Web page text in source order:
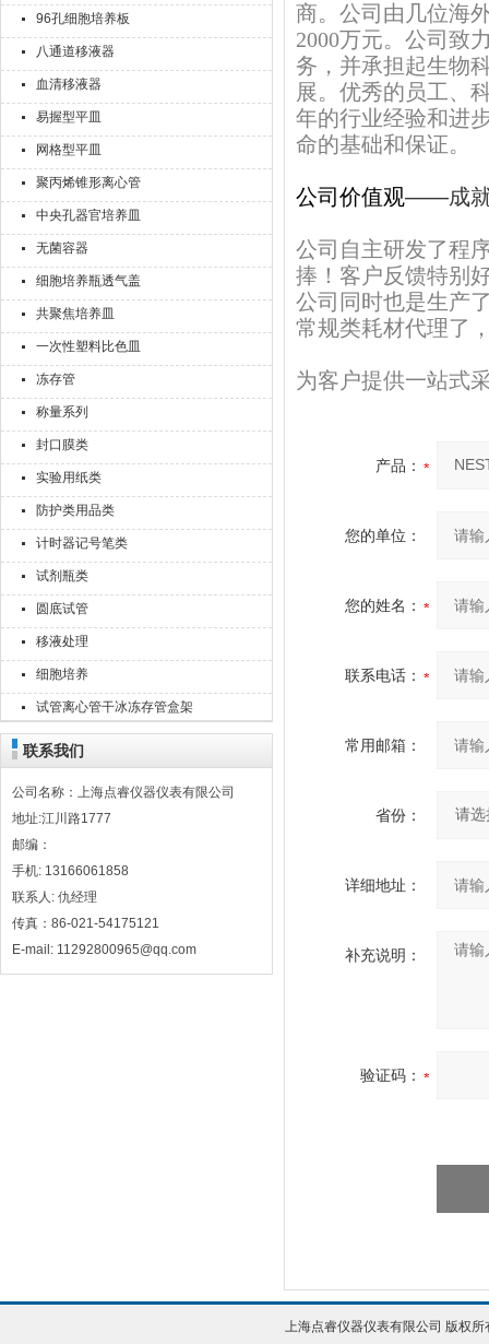
96孔细胞培养板
八通道移液器
血清移液器
易握型平皿
网格型平皿
聚丙烯锥形离心管
中央孔器官培养皿
无菌容器
细胞培养瓶透气盖
共聚焦培养皿
一次性塑料比色皿
冻存管
称量系列
封口膜类
实验用纸类
防护类用品类
计时器记号笔类
试剂瓶类
圆底试管
移液处理
细胞培养
试管离心管干冰冻存管盒架
联系我们
公司名称：上海点睿仪器仪表有限公司
地址:江川路1777
邮编：
手机: 13166061858
联系人: 仇经理
传真：86-021-54175121
E-mail: 11292800965@qq.com
商。公司由几位海
2000万元。公司致
务，并承担起生物
展。优秀的员工、
年的行业经验和进
命的基础和保证。
公司价值观——成就
公司自主研发了程
捧！客户反馈特别
公司同时也是生产
常规类耗材代理了
为客户提供一站式
产品：
您的单位：
您的姓名：
联系电话：
常用邮箱：
省份：
详细地址：
补充说明：
验证码：
上海点睿仪器仪表有限公司 版权